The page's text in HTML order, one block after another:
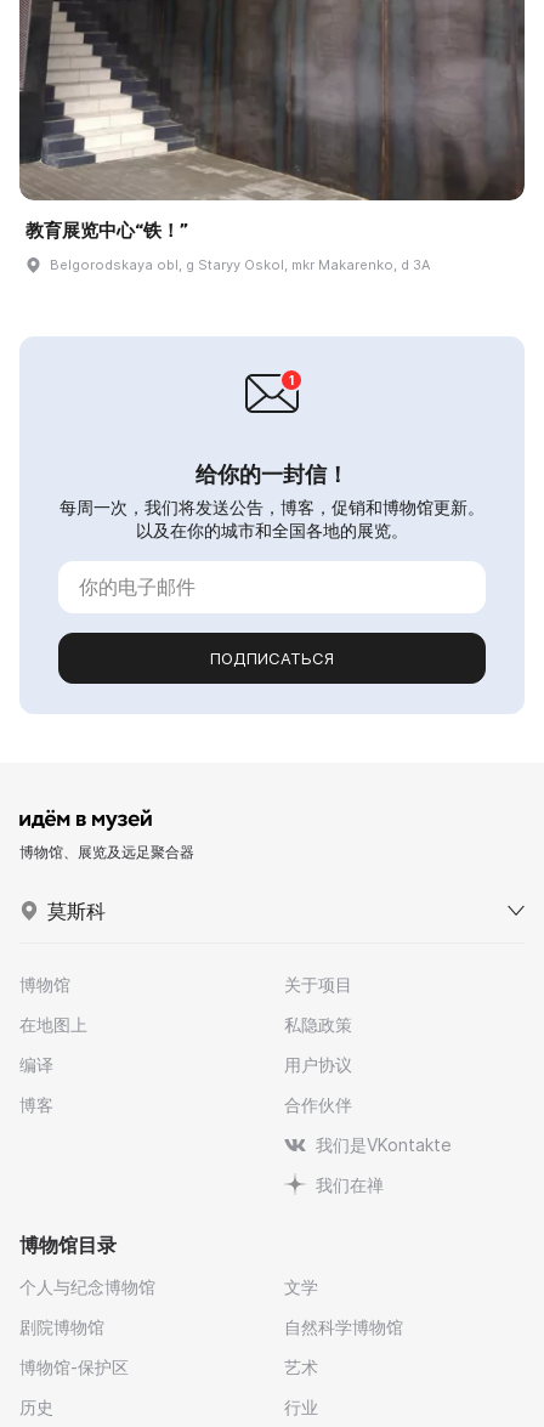
教育展览中心“铁！”
Belgorodskaya obl, g Staryy Oskol, mkr Makarenko, d 3A
给你的一封信！
每周一次，我们将发送公告，博客，促销和博物馆更新。
以及在你的城市和全国各地的展览。
ПОДПИСАТЬСЯ
博物馆、展览及远足聚合器
莫斯科
博物馆
在地图上
编译
博客
关于项目
私隐政策
用户协议
合作伙伴
我们是VKontakte
我们在禅
博物馆目录
个人与纪念博物馆
剧院博物馆
博物馆-保护区
历史
文学
自然科学博物馆
艺术
行业